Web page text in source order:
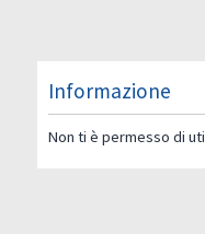
Informazione
Non ti è permesso di